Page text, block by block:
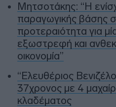
Μητσοτάκης: “Η
παραγωγικής βάσης
προτεραιότητα για
εξωστρεφή και
οικονομία”
“Ελευθέριος
37χρονος με 4
κλαδέματος